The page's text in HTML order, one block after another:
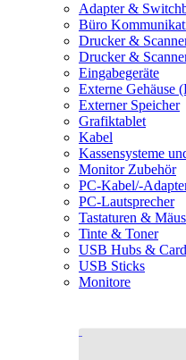
Adapter &
Büro
Drucker &
Drucker &
Eingabegeräte
Externe Gehäuse
Externer Speicher
Grafiktablet
Kabel
Kassensysteme
Monitor Zubehör
PC-Kabel/-
PC-Lautsprecher
Tastaturen &
Tinte & Toner
USB Hubs &
USB Sticks
Monitore